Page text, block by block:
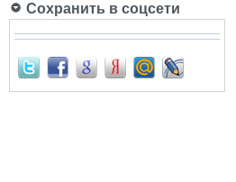
Сохранить в соцсети